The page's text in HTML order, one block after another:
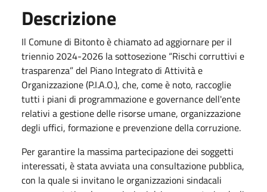
Descrizione
Il Comune di Bitonto è chiamato ad aggiornare per il
triennio 2024-2026 la sottosezione “Rischi corruttivi e
trasparenza” del Piano Integrato di Attività e
Organizzazione (P.I.A.O.), che, come è noto, raccoglie
tutti i piani di programmazione e governance dell'ente
relativi a gestione delle risorse umane, organizzazione
degli uffici, formazione e prevenzione della corruzione.
Per garantire la massima partecipazione dei soggetti
interessati, è stata avviata una consultazione pubblica,
con la quale si invitano le organizzazioni sindacali